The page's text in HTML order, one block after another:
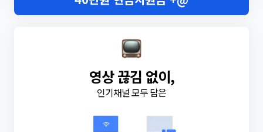
영상 끊김 없이,
인기채널 모두 담은